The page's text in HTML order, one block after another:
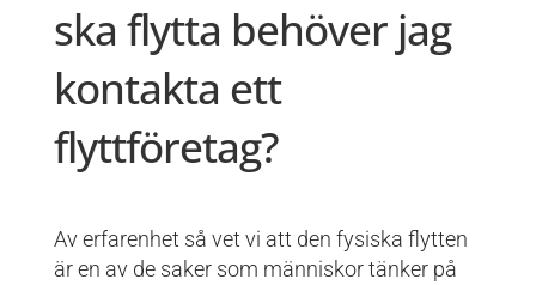
ska flytta behöver jag
kontakta ett
flyttföretag?
Av erfarenhet så vet vi att den fysiska flytten
är en av de saker som människor tänker på